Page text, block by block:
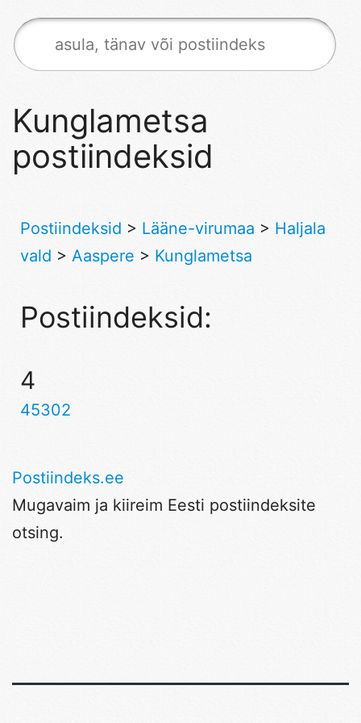
Kunglametsa
postiindeksid
Postiindeksid > Lääne-virumaa > Haljala
vald > Aaspere > Kunglametsa
Postiindeksid:
4
45302
Postiindeks.ee
Mugavaim ja kiireim Eesti postiindeksite
otsing.